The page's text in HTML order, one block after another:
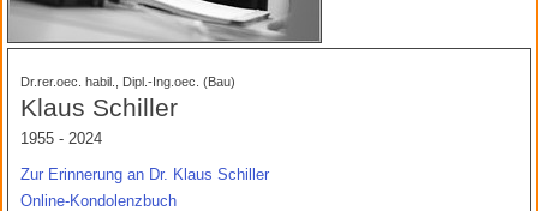
Dr.rer.oec. habil., Dipl.-Ing.oec. (Bau)
Klaus Schiller
1955 - 2024
Zur Erinnerung an Dr. Klaus Schiller
Online-Kondolenzbuch